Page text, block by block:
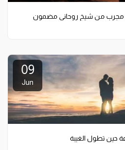
مجرب من شيخ روحاني مضمون
09
Jun
حين تطول الغيبة